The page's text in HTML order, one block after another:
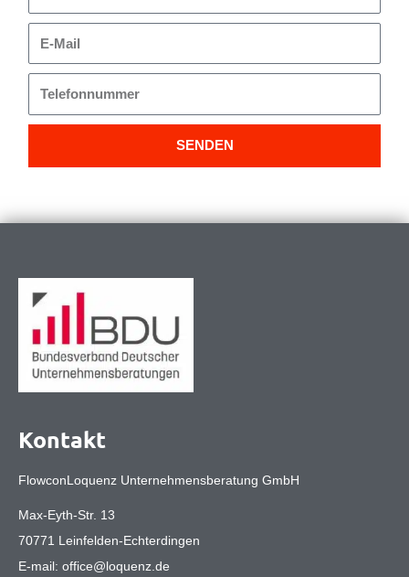
Mail
SENDEN
Kontakt
FlowconLoquenz Unternehmensberatung GmbH
Max-Eyth-Str. 13
70771 Leinfelden-Echterdingen
E-mail: office@loquenz.de